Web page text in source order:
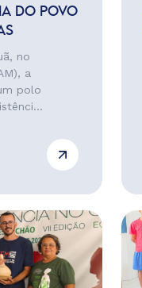
DO POVO
no
a
polo